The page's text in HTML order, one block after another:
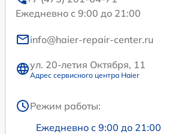
Ежедневно с 9:00 до 21:00
info@haier-repair-center.ru
ул. 20-летия Октября, 11
Адрес сервисного центра Haier
Режим работы:
Ежедневно с 9:00 до 21:00